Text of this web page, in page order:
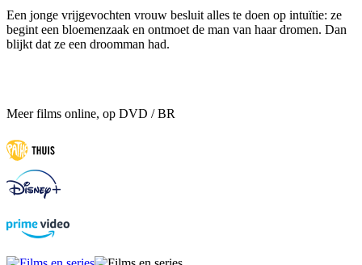
Een jonge vrijgevochten vrouw besluit alles te doen op intuïtie: ze
begint een bloemenzaak en ontmoet de man van haar dromen. Dan
blijkt dat ze een droomman had.
Meer films online, op DVD / BR